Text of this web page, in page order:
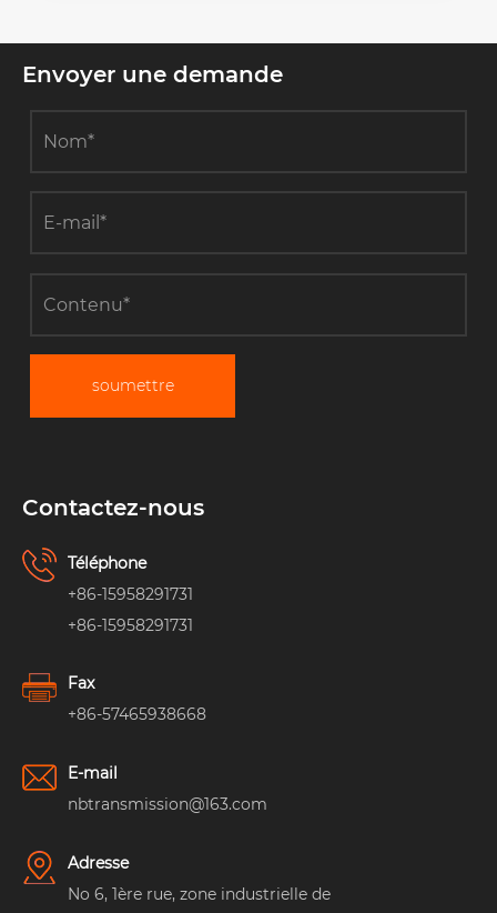
Envoyer une demande
soumettre
Contactez-nous
Téléphone
+86-15958291731
+86-15958291731
Fax
+86-57465938668
E-mail
nbtransmission@163.com
Adresse
No 6, 1ère rue, zone industrielle de